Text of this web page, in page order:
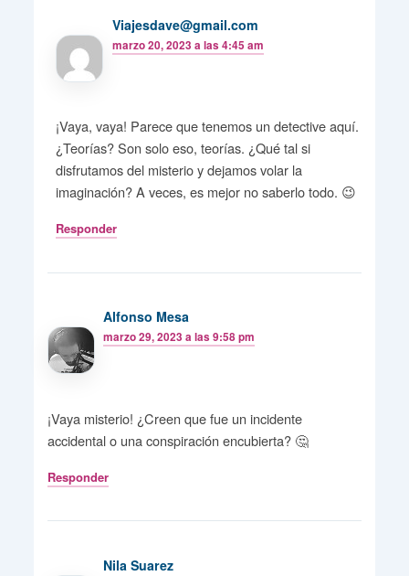
Viajesdave@gmail.com
marzo 20, 2023 a las 4:45 am
¡Vaya, vaya! Parece que tenemos un detective aquí.
¿Teorías? Son solo eso, teorías. ¿Qué tal si
disfrutamos del misterio y dejamos volar la
imaginación? A veces, es mejor no saberlo todo. 😉
Responder
Alfonso Mesa
marzo 29, 2023 a las 9:58 pm
¡Vaya misterio! ¿Creen que fue un incidente
accidental o una conspiración encubierta? 🤔
Responder
Nila Suarez